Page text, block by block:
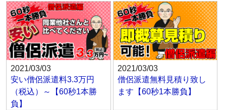
2021/03/03
安い僧侶派遣料3.3万円
（税込）～【60秒1本勝
負】
2021/03/03
僧侶派遣無料見積り致し
ます【60秒1本勝負】